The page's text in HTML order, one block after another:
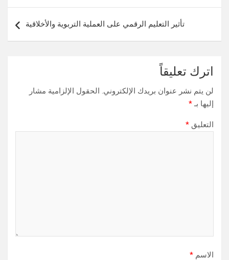
تأثير التعليم الرقمي على العملية التربوية والأخلاقية
اترك تعليقاً
لن يتم نشر عنوان بريدك الإلكتروني. الحقول الإلزامية مشار
إليها بـ*
التعليق *
الاسم *